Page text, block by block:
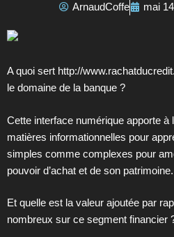
ArnaudCoffe mai
A quoi sert http://
le domaine de la banque ?
Cette interface numérique apporte à
matières informationnelles pour
simples comme complexes pour
pouvoir d’achat et de son patrimoine.
Et quelle est la valeur ajoutée par
nombreux sur ce segment financier